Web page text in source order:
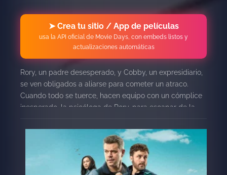
➤ Crea tu sitio / App de películas
usa la API oficial de Movie Days, con embeds listos y
actualizaciones automáticas
Rory, un padre desesperado, y Cobby, un expresidiario,
se ven obligados a aliarse para cometer un atraco.
Cuando todo se tuerce, hacen equipo con un cómplice
inesperado, la psicóloga de Rory, para escapar de la
vengativo.